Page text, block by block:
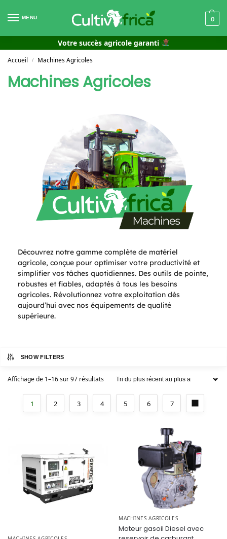
MENU 0
Votre succès agricole garanti
Accueil / Machines Agricoles
Machines Agricoles
Découvrez notre gamme complète de matériel
agricole, conçue pour optimiser votre productivité et
simplifier vos tâches quotidiennes. Des outils de pointe,
robustes et fiables, adaptés à tous les besoins
agricoles. Révolutionnez votre exploitation dès
aujourd’hui avec nos équipements de qualité
supérieure.
SHOW FILTERS
Affichage de 1–16 sur 97 résultats
1 2 3 4 5 6 7
MACHINES AGRICOLES
Moteur gasoil Diesel avec